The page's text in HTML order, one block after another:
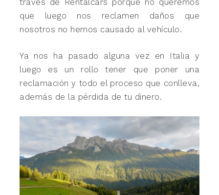
través de Rentalcars porque no queremos
que luego nos reclamen daños que
nosotros no hemos causado al vehículo.
Ya nos ha pasado alguna vez en Italia y
luego es un rollo tener que poner una
reclamación y todo el proceso que conlleva,
además de la pérdida de tu dinero.